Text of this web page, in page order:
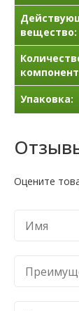
вещество:
Упаковка:
Оцените